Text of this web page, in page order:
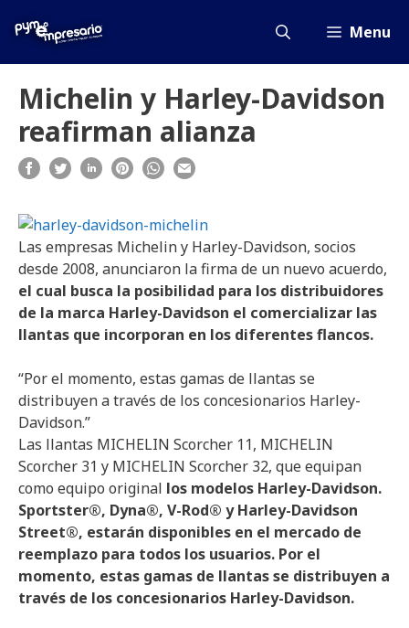
Menu
Michelin y Harley-Davidson
reafirman alianza
Las empresas Michelin y Harley-Davidson, socios
desde 2008, anunciaron la firma de un nuevo acuerdo,
el cual busca la posibilidad para los distribuidores
de la marca Harley-Davidson el comercializar las
llantas que incorporan en los diferentes flancos.
“Por el momento, estas gamas de llantas se
distribuyen a través de los concesionarios Harley-
Davidson.”
Las llantas MICHELIN Scorcher 11, MICHELIN
Scorcher 31 y MICHELIN Scorcher 32, que equipan
como equipo original los modelos Harley-Davidson.
Sportster®, Dyna®, V-Rod® y Harley-Davidson
Street®, estarán disponibles en el mercado de
reemplazo para todos los usuarios. Por el
momento, estas gamas de llantas se distribuyen a
través de los concesionarios Harley-Davidson.